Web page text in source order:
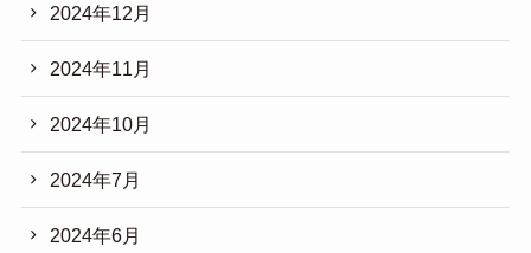
2024年12月
2024年11月
2024年10月
2024年7月
2024年6月